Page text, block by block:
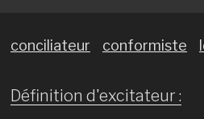
conciliateur conformiste
Définition d'excitateur :